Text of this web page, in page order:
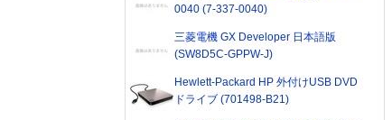
0040 (7-337-0040)
三菱電機 GX Developer 日本語版
(SW8D5C-GPPW-J)
Hewlett-Packard HP 外付けUSB DVD
ドライブ (701498-B21)